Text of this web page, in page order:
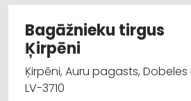
Apgaismes tehnikas
Apģērbi: tirdzniecība: lietoti
Bagāžnieku tirgus
Ķirpēni
Ķirpēni, Auru pagasts, Dobeles
LV-3710